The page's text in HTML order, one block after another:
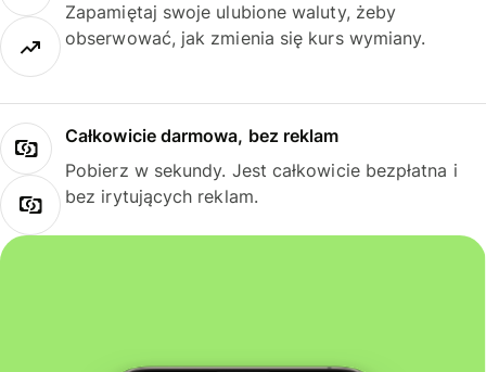
Zapamiętaj swoje ulubione waluty, żeby
obserwować, jak zmienia się kurs wymiany.
Całkowicie darmowa, bez reklam
Pobierz w sekundy. Jest całkowicie bezpłatna i
bez irytujących reklam.